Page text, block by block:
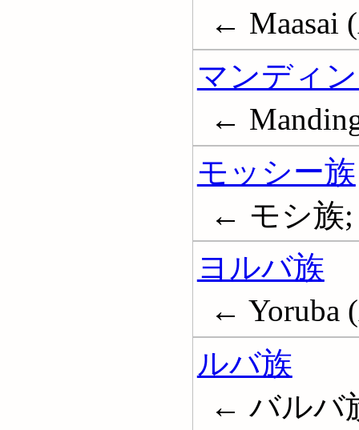
← Maasai
マンディ
←
モッシー族
← モシ族;
ヨルバ族
← Yoruba
ルバ族
← バルバ